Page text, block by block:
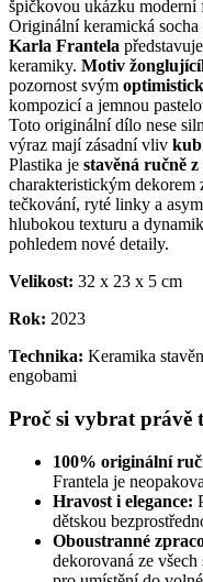
špičkovou ukázku
Originální keramická
Karla Frantela
keramiky. Motiv
pozornost svým
kompozicí a jemnou
Toto originální dílo nese
výraz mají zásadní vliv
Plastika je stavěná ručně
charakteristickým dekorem
tečkování, ryté linky a
hlubokou texturu a
pohledem nové detaily.
Velikost: 32 x 23 x 5 cm
Rok: 2023
Technika: Keramika
engobami
Proč si vybrat právě
100% originální
Frantela je
Hravost i elegance:
dětskou
Oboustranné
dekorovaná ze